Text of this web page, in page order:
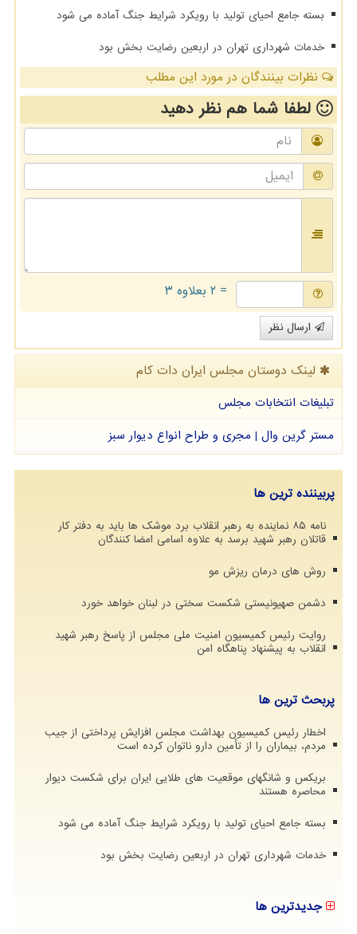
بسته جامع احیای تولید با رویکرد شرایط جنگ آماده می شود
خدمات شهرداری تهران در اربعین رضایت بخش بود
نظرات بینندگان در مورد این مطلب
لطفا شما همنظر دهید
= ۲ بعلاوه ۳
ارسال نظر
لینک دوستان مجلس ایران دات كام
تبلیغات انتخابات مجلس
مستر گرین وال | مجری و طراح انواع دیوار سبز
پربیننده ترین ها
نامه ۸۵ نماینده به رهبر انقلاب برد موشک ها باید به دفتر کار
قاتلان رهبر شهید برسد به علاوه اسامی امضا کنندگان
روش های درمان ریزش مو
دشمن صهیونیستی شکست سختی در لبنان خواهد خورد
روایت رئیس کمیسیون امنیت ملی مجلس از پاسخ رهبر شهید
انقلاب به پیشنهاد پناهگاه امن
پربحث ترین ها
اخطار رئیس کمیسیون بهداشت مجلس افزایش پرداختی از جیب
مردم، بیماران را از تأمین دارو ناتوان کرده است
بریکس و شانگهای موقعیت های طلایی ایران برای شکست دیوار
محاصره هستند
بسته جامع احیای تولید با رویکرد شرایط جنگ آماده می شود
خدمات شهرداری تهران در اربعین رضایت بخش بود
جدیدترین ها